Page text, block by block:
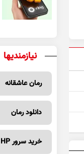
نیازمندیها
رمان عاشقانه
دانلود رمان
خرید سرور HP